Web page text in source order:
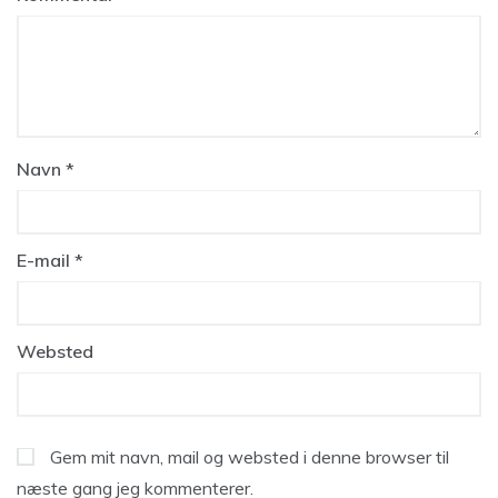
Navn *
E-mail *
Websted
Gem mit navn, mail og websted i denne browser til
næste gang jeg kommenterer.